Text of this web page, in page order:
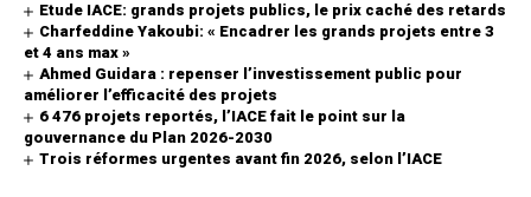
Etude IACE: grands projets publics, le prix caché des retards
Charfeddine Yakoubi: « Encadrer les grands projets entre 3
et 4 ans max »
Ahmed Guidara : repenser l’investissement public pour
améliorer l’efficacité des projets
6 476 projets reportés, l’IACE fait le point sur la
gouvernance du Plan 2026-2030
Trois réformes urgentes avant fin 2026, selon l’IACE